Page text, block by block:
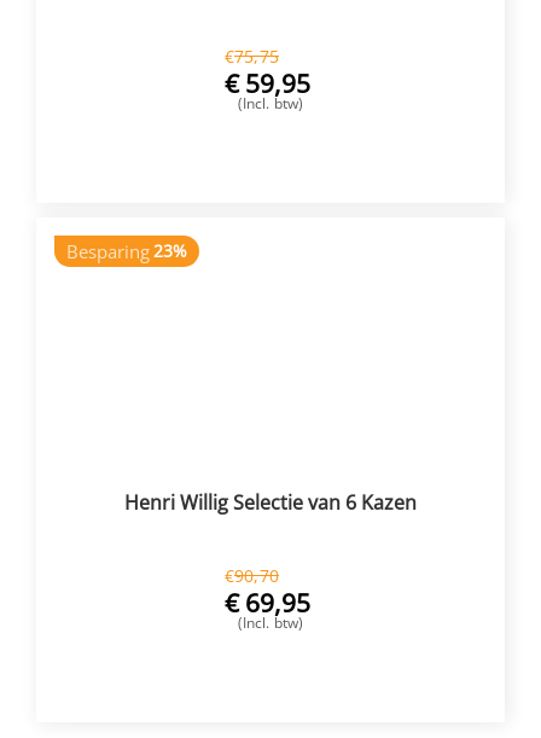
€75,75
€59,95
(Incl. btw)
Besparing23%
Henri Willig Selectie van 6 Kazen
€90,70
€69,95
(Incl. btw)